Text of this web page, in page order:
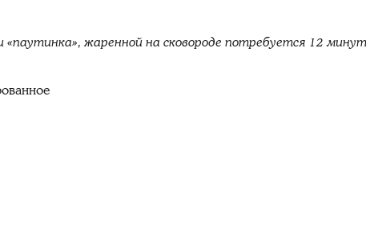
жаренной на сковороде потребуется 12